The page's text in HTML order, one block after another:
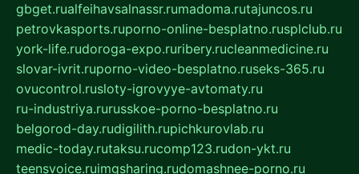
gbget.rualfeihavsalnassr.rumadoma.rutajuncos.ru
petrovkasports.ruporno-online-besplatno.rusplclub.ru
york-life.rudoroga-expo.ruribery.rucleanmedicine.ru
slovar-ivrit.ruporno-video-besplatno.ruseks-365.ru
ovucontrol.rusloty-igrovyye-avtomaty.ru
ru-industriya.rurusskoe-porno-besplatno.ru
belgorod-day.rudigilith.rupichkurovlab.ru
medic-today.rutaksu.rucomp123.rudon-ykt.ru
teensvoice.ruimgsharing.rudomashnee-porno.ru